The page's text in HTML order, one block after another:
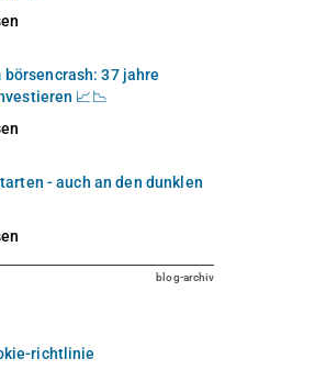
37 jahre
📈📉
- auch an den dunklen
blog-archiv
richtlinie